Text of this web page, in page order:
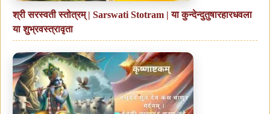
श्री सरस्वती स्तोत्रम् | Sarswati Stotram | या कुन्देन्दुतुषारहारधवला
या शुभ्रवस्त्रावृता